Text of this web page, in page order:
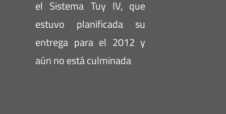
el Sistema Tuy IV, que
estuvo planificada su
entrega para el 2012 y
aún no está culminada